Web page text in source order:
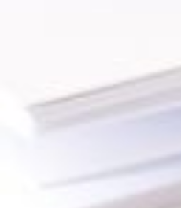
עיצוב ופיתוח אתר